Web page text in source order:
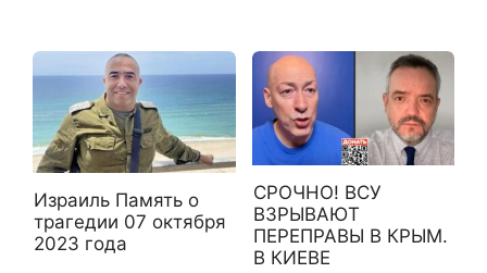
Израиль Память о
трагедии 07 октября
2023 года
СРОЧНО! ВСУ
ВЗРЫВАЮТ
ПЕРЕПРАВЫ В КРЫМ.
В КИЕВЕ